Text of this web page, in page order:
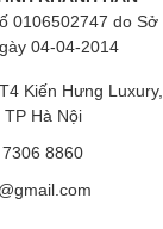
0106502747 do
04-04-2014
Kiến Hưng
Hà Nội
8860